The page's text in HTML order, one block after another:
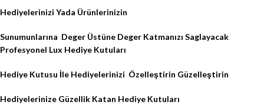
Hediyelerinizi Yada Ürünlerinizin
Sunumunlarına Deger Üstüne Deger Katmanızı Saglayacak
Profesyonel Lux Hediye Kutuları
Hediye Kutusu İle Hediyelerinizi Özelleştirin Güzelleştirin
Hediyelerinize Güzellik Katan Hediye Kutuları